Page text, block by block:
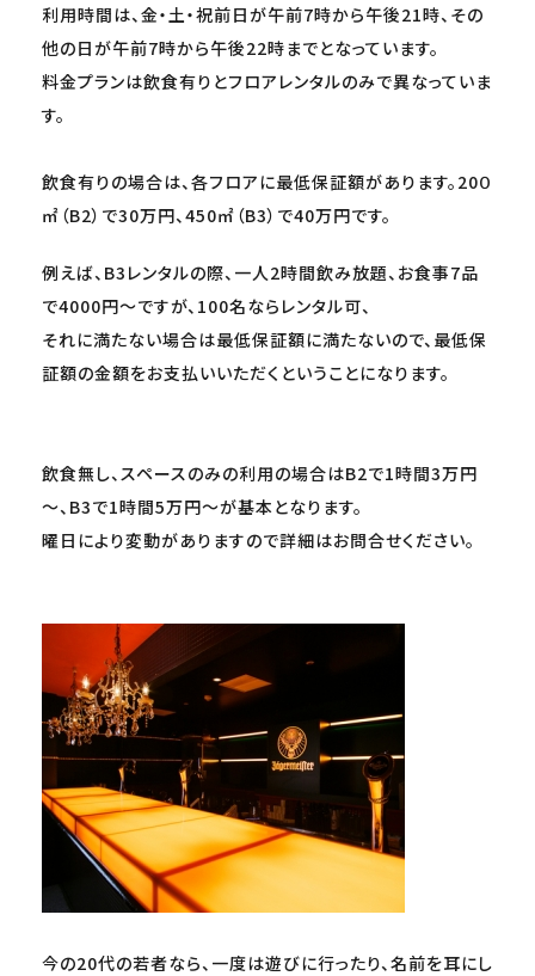
利用時間は、金・土・祝前日が午前7時から午後21時、その
他の日が午前7時から午後22時までとなっています。
料金プランは飲食有りとフロアレンタルのみで異なっていま
す。
飲食有りの場合は、各フロアに最低保証額があります。20０
㎡（B2）で30万円、450㎡（B3）で40万円です。
例えば、B3レンタルの際、一人2時間飲み放題、お食事7品
で4000円～ですが、100名ならレンタル可、
それに満たない場合は最低保証額に満たないので、最低保
証額の金額をお支払いいただくということになります。
飲食無し、スペースのみの利用の場合はB2で1時間3万円
～、B3で1時間5万円～が基本となります。
曜日により変動がありますので詳細はお問合せください。
今の20代の若者なら、一度は遊びに行ったり、名前を耳にし